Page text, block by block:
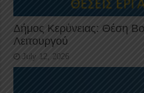
Δήμος Κερύνειας: Θέση
Λειτουργού
July 12, 2026